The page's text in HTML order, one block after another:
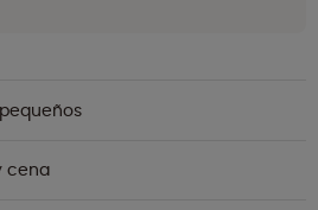
cena